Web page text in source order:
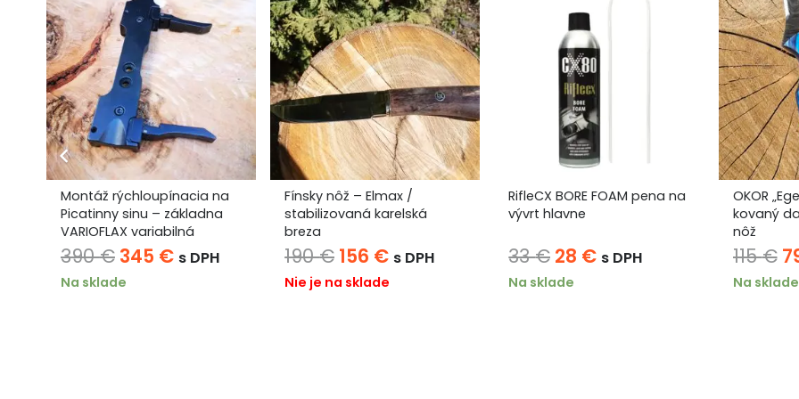
Montáž rýchloupínacia na
Picatinny sinu – základna
VARIOFLAX variabilná
390€ Pôvodná
cena
345 €Aktuálna
s DPH
Na sklade
Fínsky nôž – Elmax /
stabilizovaná karelská
breza
190€ Pôvodná
cena
156 €Aktuálna
cena
s DPH
Nie je na sklade
RifleCX BORE FOAM pena na
vývrt hlavne
33€ Pôvodná
cena
28 €Aktuálna
s DPH
Na sklade
OKOR
kovaný
nôž
115€
Na sklade